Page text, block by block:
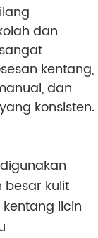
dan
kentang,
dan
konsisten.
kulit
licin